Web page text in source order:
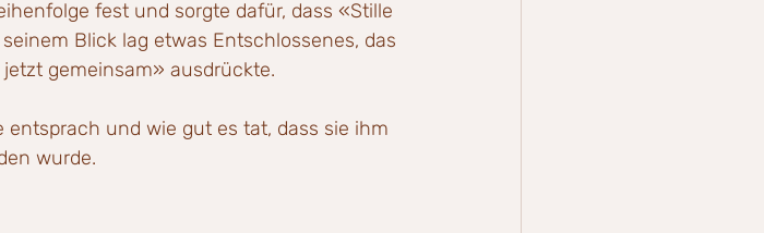
fest und sorgte dafür, dass «Stille
Blick lag etwas Entschlossenes, das
gemeinsam» ausdrückte.
und wie gut es tat, dass sie ihm
wurde.